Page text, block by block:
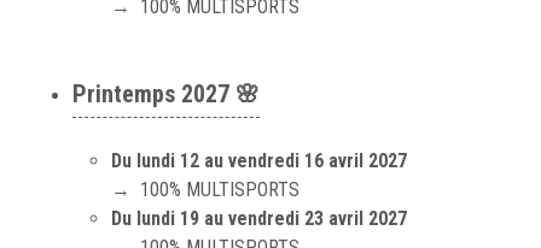
→ 100% MULTISPORTS
Printemps 2027 🌸
Du lundi 12 au vendredi 16 avril 2027
→ 100% MULTISPORTS
Du lundi 19 au vendredi 23 avril 2027